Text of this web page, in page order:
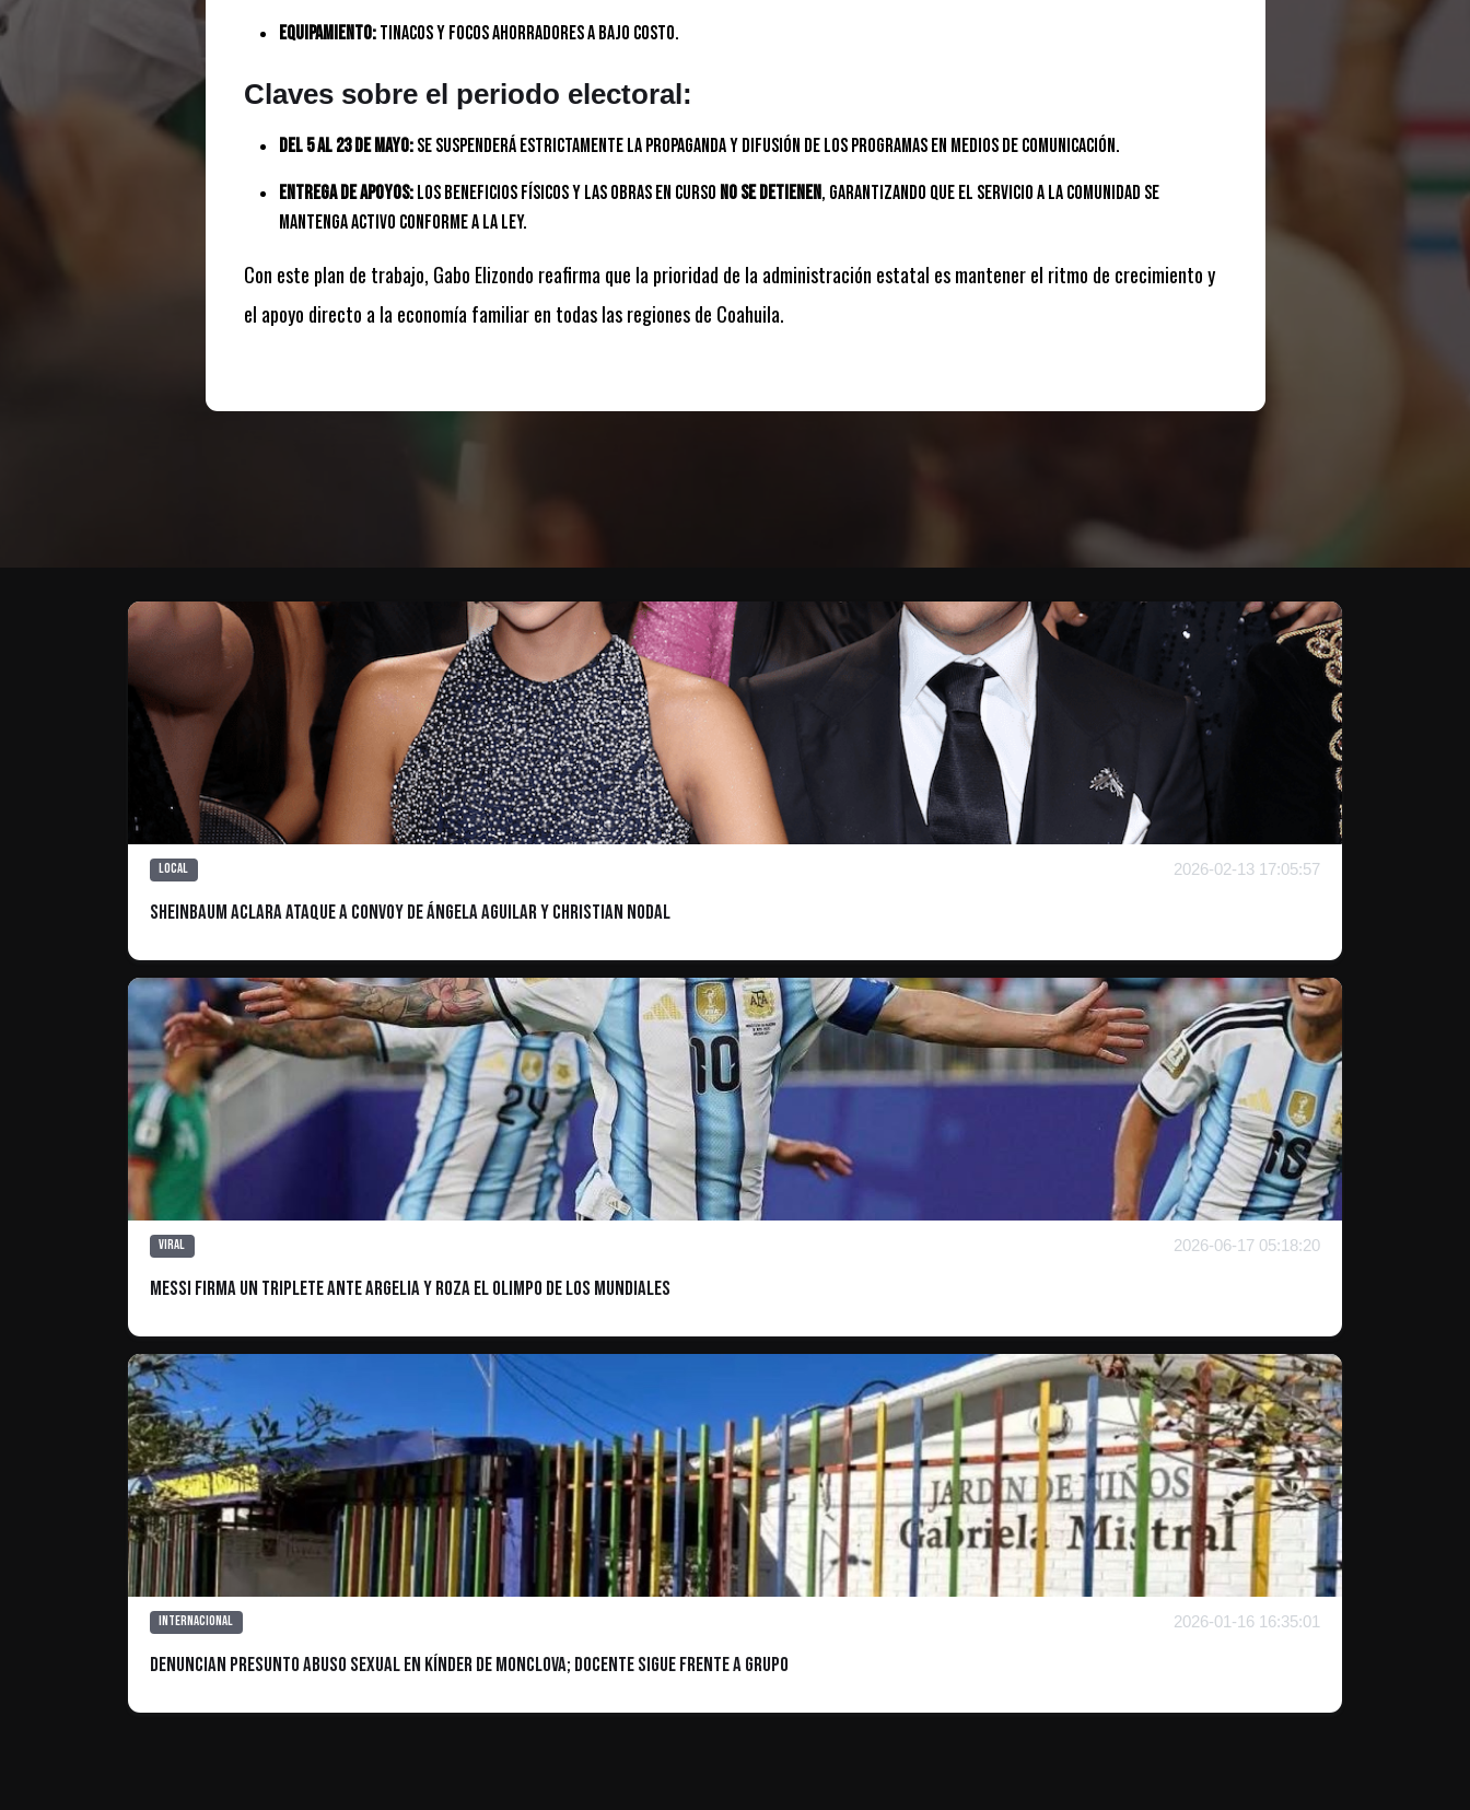
Equipamiento:Tinacos y focos ahorradores a bajo costo.
Claves sobre el periodo electoral:
Del 5 al 23 de mayo:Se suspenderá estrictamente la propaganda y difusión de los programas en medios de comunicación.
Entrega de apoyos:Los beneficios físicos y las obras en curso no se detienen, garantizando que el servicio a la comunidad se
mantenga activo conforme a la ley.
Con este plan de trabajo, Gabo Elizondo reafirma que la prioridad de la administración estatal es mantener el ritmo de crecimiento y
el apoyo directo a la economía familiar en todas las regiones de Coahuila.
Local 2026-02-13 17:05:57
Sheinbaum aclara ataque a convoy de Ángela Aguilar y Christian Nodal
Viral 2026-06-17 05:18:20
Messi firma un triplete ante Argelia y roza el Olimpo de los Mundiales
Internacional 2026-01-16 16:35:01
Denuncian presunto abuso sexual en kínder de Monclova; docente sigue frente a grupo